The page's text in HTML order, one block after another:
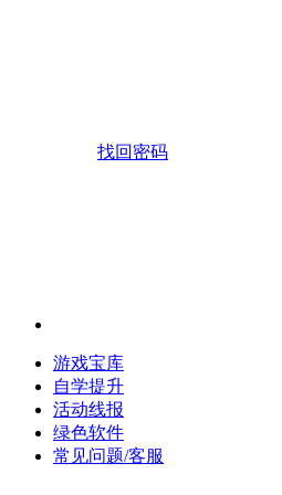
找回密码
游戏宝库
自学提升
活动线报
绿色软件
常见问题/客服